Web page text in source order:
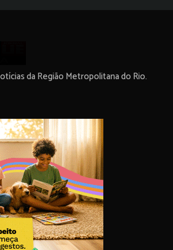
da Região Metropolitana do Rio.